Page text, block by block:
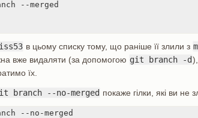
--merged
iss53 в цьому списку тому, що раніше її злили з
вже видаляти (за допомогою git branch -d
їх.
branch --no-merged покаже гілки, які ви не
--no-merged